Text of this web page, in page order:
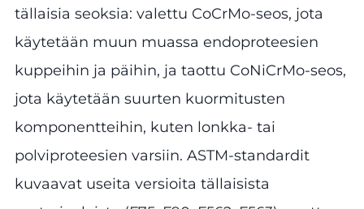
tällaisia seoksia: valettu CoCrMo-seos, jota
käytetään muun muassa endoproteesien
kuppeihin ja päihin, ja taottu CoNiCrMo-seos,
jota käytetään suurten kuormitusten
komponentteihin, kuten lonkka- tai
polviproteesien varsiin. ASTM-standardit
kuvaavat useita versioita tällaisista